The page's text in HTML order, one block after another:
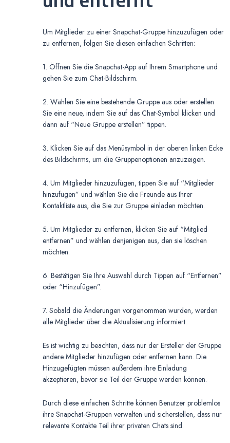
Um Mitglieder zu einer Snapchat-Gruppe hinzuzufügen oder
zu entfernen, folgen Sie diesen einfachen Schritten:
1. Öffnen Sie die Snapchat-App auf Ihrem Smartphone und
gehen Sie zum Chat-Bildschirm.
2. Wählen Sie eine bestehende Gruppe aus oder erstellen
Sie eine neue, indem Sie auf das Chat-Symbol klicken und
dann auf “Neue Gruppe erstellen” tippen.
3. Klicken Sie auf das Menüsymbol in der oberen linken Ecke
des Bildschirms, um die Gruppenoptionen anzuzeigen.
4. Um Mitglieder hinzuzufügen, tippen Sie auf “Mitglieder
hinzufügen” und wählen Sie die Freunde aus Ihrer
Kontaktliste aus, die Sie zur Gruppe einladen möchten.
5. Um Mitglieder zu entfernen, klicken Sie auf “Mitglied
entfernen” und wählen denjenigen aus, den sie löschen
möchten.
6. Bestätigen Sie Ihre Auswahl durch Tippen auf “Entfernen”
oder “Hinzufügen”.
7. Sobald die Änderungen vorgenommen wurden, werden
alle Mitglieder über die Aktualisierung informiert.
Es ist wichtig zu beachten, dass nur der Ersteller der Gruppe
andere Mitglieder hinzufügen oder entfernen kann. Die
Hinzugefügten müssen außerdem ihre Einladung
akzeptieren, bevor sie Teil der Gruppe werden können.
Durch diese einfachen Schritte können Benutzer problemlos
ihre Snapchat-Gruppen verwalten und sicherstellen, dass nur
relevante Kontakte Teil ihrer privaten Chats sind.